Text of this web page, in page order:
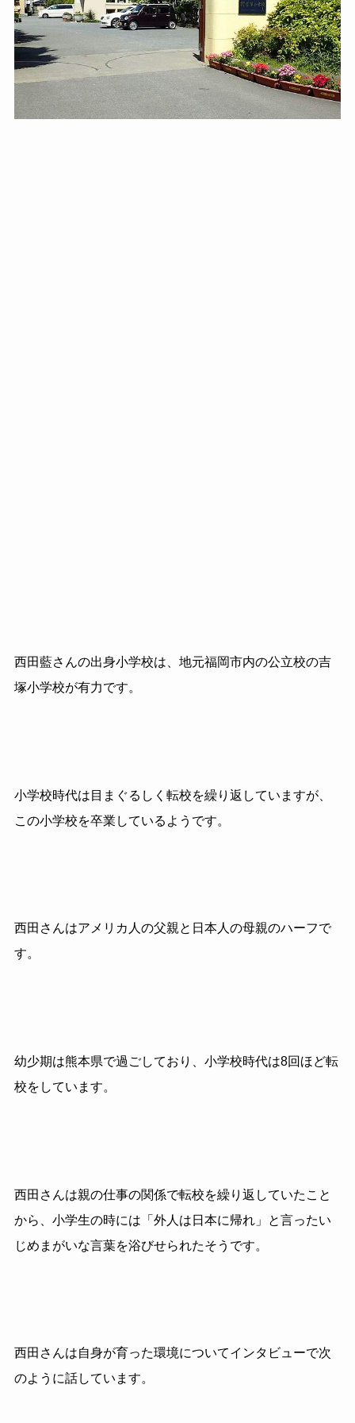
西田藍さんの出身小学校は、地元福岡市内の公立校の吉
塚小学校が有力です。
小学校時代は目まぐるしく転校を繰り返していますが、
この小学校を卒業しているようです。
西田さんはアメリカ人の父親と日本人の母親のハーフで
す。
幼少期は熊本県で過ごしており、小学校時代は8回ほど転
校をしています。
西田さんは親の仕事の関係で転校を繰り返していたこと
から、小学生の時には「外人は日本に帰れ」と言ったい
じめまがいな言葉を浴びせられたそうです。
西田さんは自身が育った環境についてインタビューで次
のように話しています。